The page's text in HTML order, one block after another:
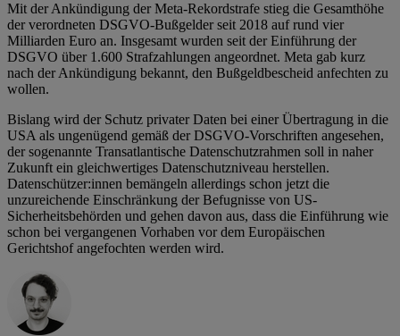
Mit der Ankündigung der Meta-Rekordstrafe stieg die Gesamthöhe
der verordneten DSGVO-Bußgelder seit 2018 auf rund vier
Milliarden Euro an. Insgesamt wurden seit der Einführung der
DSGVO über 1.600 Strafzahlungen angeordnet. Meta gab kurz
nach der Ankündigung bekannt, den Bußgeldbescheid anfechten zu
wollen.
Bislang wird der Schutz privater Daten bei einer Übertragung in die
USA als ungenügend gemäß der DSGVO-Vorschriften angesehen,
der sogenannte Transatlantische Datenschutzrahmen soll in naher
Zukunft ein gleichwertiges Datenschutzniveau herstellen.
Datenschützer:innen bemängeln allerdings schon jetzt die
unzureichende Einschränkung der Befugnisse von US-
Sicherheitsbehörden und gehen davon aus, dass die Einführung wie
schon bei vergangenen Vorhaben vor dem Europäischen
Gerichtshof angefochten werden wird.